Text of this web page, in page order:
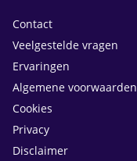
Contact
Veelgestelde vragen
Ervaringen
Algemene voorwaarden
Cookies
Privacy
Disclaimer